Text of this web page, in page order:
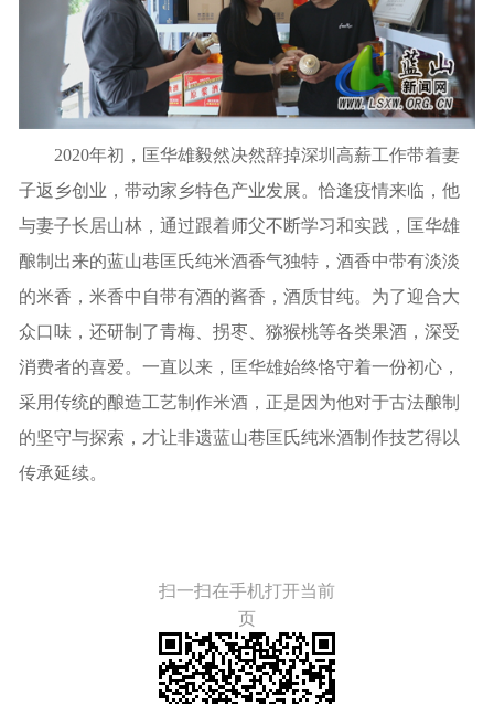
2020年初，匡华雄毅然决然辞掉深圳高薪工作带着妻
子返乡创业，带动家乡特色产业发展。恰逢疫情来临，他
与妻子长居山林，通过跟着师父不断学习和实践，匡华雄
酿制出来的蓝山巷匡氏纯米酒香气独特，酒香中带有淡淡
的米香，米香中自带有酒的酱香，酒质甘纯。为了迎合大
众口味，还研制了青梅、拐枣、猕猴桃等各类果酒，深受
消费者的喜爱。一直以来，匡华雄始终恪守着一份初心，
采用传统的酿造工艺制作米酒，正是因为他对于古法酿制
的坚守与探索，才让非遗蓝山巷匡氏纯米酒制作技艺得以
传承延续。
扫一扫在手机打开当前
页